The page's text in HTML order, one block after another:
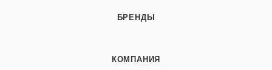
БРЕНДЫ
КОМПАНИЯ